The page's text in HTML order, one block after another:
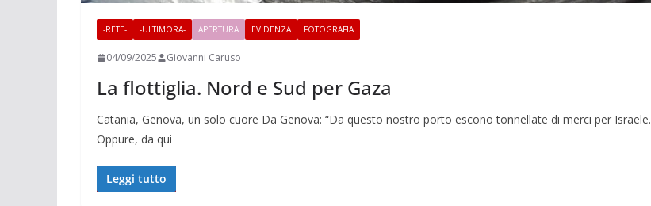
-RETE- -ULTIMORA- APERTURA EVIDENZA FOTOGRAFIA
04/09/2025 Giovanni Caruso
La flottiglia. Nord e Sud per Gaza
Catania, Genova, un solo cuore Da Genova: “Da questo nostro porto escono tonnellate di merci per Israele.
Oppure, da qui
Leggi tutto